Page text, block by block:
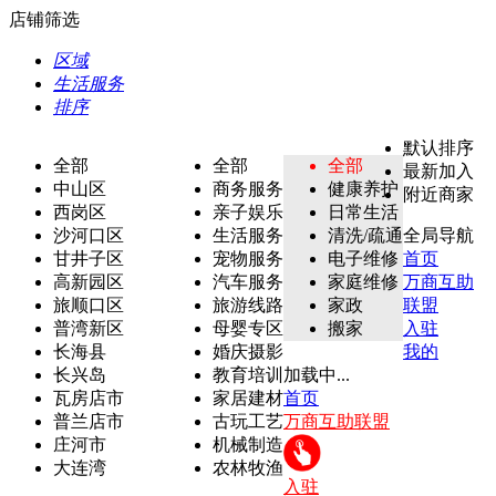
店铺筛选
区域
生活服务
排序
全部
中山区
西岗区
沙河口区
甘井子区
高新园区
旅顺口区
普湾新区
长海县
长兴岛
瓦房店市
普兰店市
庄河市
大连湾
全部
商务服务
亲子娱乐
生活服务
宠物服务
汽车服务
旅游线路
母婴专区
婚庆摄影
教育培训
家居建材
古玩工艺
机械制造
农林牧渔
全部
健康养护
日常生活
清洗/疏通
电子维修
家庭维修
家政
搬家
默认排序
最新加入
附近商家
全局导航
首页
万商互助
联盟
入驻
我的
加载中...
首页
万商互助联盟
入驻